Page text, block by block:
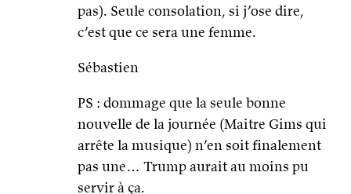
pas). Seule consolation, si j’ose dire,
c’est que ce sera une femme.
Sébastien
PS : dommage que la seule bonne
nouvelle de la journée (Maitre Gims qui
arrête la musique) n’en soit finalement
pas une… Trump aurait au moins pu
servir à ça.